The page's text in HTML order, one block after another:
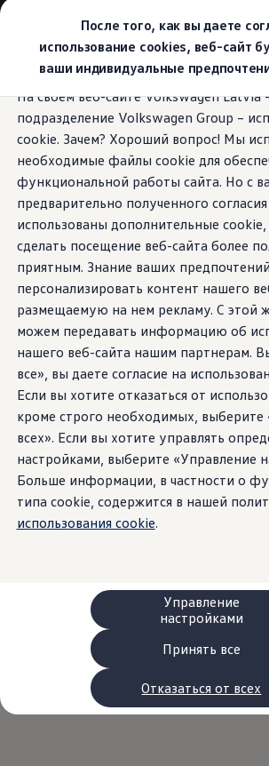
После того, как вы даете
использование cookies, веб-сайт
ваши индивидуальные
На своем веб-сайте Volkswagen Latvia
подразделение Volkswagen Group –
cookie. Зачем? Хороший вопрос! Мы
необходимые файлы cookie для
функциональной работы сайта. Но с
предварительно полученного
использованы дополнительные
сделать посещение веб-сайта более
приятным. Знание ваших
персонализировать контент нашего
размещаемую на нем рекламу. С этой
можем передавать информацию об
нашего веб-сайта нашим партнерам.
все», вы даете согласие на
Если вы хотите отказаться от
кроме строго необходимых, выберите
всех». Если вы хотите управлять
настройками, выберите «Управление
Больше информации, в частности о
типа cookie, содержится в нашей
использования cookie.
Принять все
Отказаться от всех
Управление
настройками
основному
содержанию
нижнему
колонтитулу
Выбери свой Volkswagen
Модельный ряд
Новый ID.Cross
Открой для себя семейство
Предложения и услуги
Юбилейное предложение
Автомобильный онлайн-
Обмен автомобилей
Лизинг Volkswagen
Гарантия
Бесплатная регистрация для
Взаимодействие в сети простыми
VW Connect
Активация
Все службы
VW Connect для Вашего ID.
Обновления (Upgrades)
Car-Net
App-Connect
Fleet Interface Data
O Volkswagen
Получи больше
Владельцы и услуги
Сервис и запчасти
Преимущества
Техобслуживание
Ремонт и проверки
Моторное масло и
Колеса и шины
Помощь при авариях и
Обслуживание
Аксессуары
Персонализация
Настенная зарядная
Важная информация для
Переработка и возврат
Кампании по отзыву
Предупредительные и
Обновления
Обновления